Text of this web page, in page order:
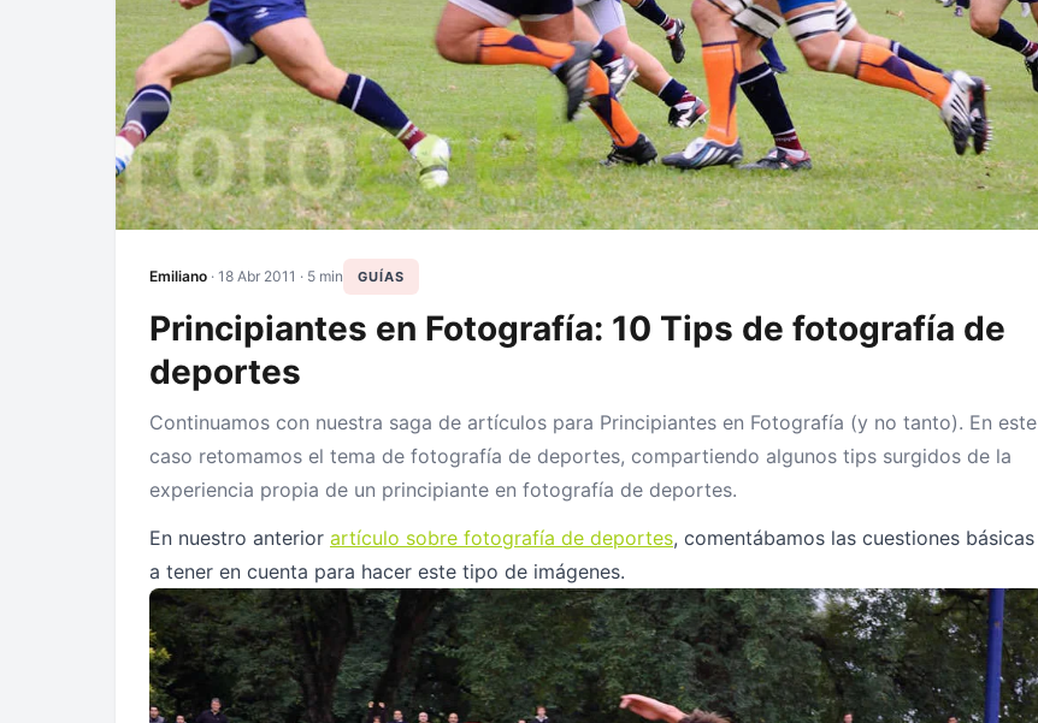
Emiliano · 18 Abr 2011 · 5 min GUÍAS
Principiantes en Fotografía: 10 Tips de fotografía de
deportes
Continuamos con nuestra saga de artículos para Principiantes en Fotografía (y no tanto). En este
caso retomamos el tema de fotografía de deportes, compartiendo algunos tips surgidos de la
experiencia propia de un principiante en fotografía de deportes.
En nuestro anterior artículo sobre fotografía de deportes, comentábamos las cuestiones básicas
a tener en cuenta para hacer este tipo de imágenes.